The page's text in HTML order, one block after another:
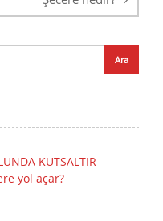
KUTSALTIR
yol açar?